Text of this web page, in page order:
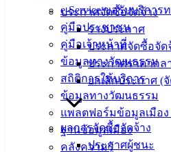
e-Service ขอรับบริกา
คู่มือประชาชน
คู่มือเจ้าหน้าที่
ข้อมูลทางวัฒนธรรม
สถิติการให้บริการ
ข้อมูลทางวัฒนธรรม
แพลตฟอร์มข้อมูลเมือง
ฐานข้อมูลเมือง
คลังความรู้
ประกาศจัดซื้อจัดจ้าง
ร่างประกาศ
ประกาศจัดซื้อจัด
ประกาศราคากล
ยกเลิกประกาศ (
ผลการจัดซื้อจัดจ้าง
ประกาศผู้ชนะ
ประชาชน/
คู่มือการ
ปฏิบัติ
งาน
ข่าวสาร
น่ารู้
ศุนย์
ข้อมูล
ข่าวสาร